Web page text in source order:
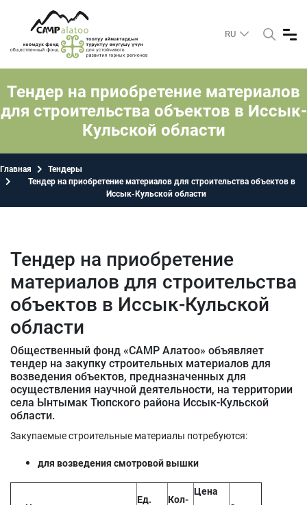
RU
Тендер на приобретение материалов
для строительства объектов в Иссык-
Кульской области
Главная
Тендеры
Тендер на приобретение материалов для строительства объектов в
Иссык-Кульской области
Тендер на приобретение
материалов для строительства
объектов в Иссык-Кульской
области
Общественный фонд «САМР Алатоо» объявляет
тендер на закупку строительных материалов для
возведения объектов, предназначенных для
осуществления научной деятельности, на территории
села Ынтымак Тюпского района Иссык-Кульской
области.
Закупаемые строительные материалы потребуются:
для возведения смотровой вышки
Ед.
Кол-
Цена